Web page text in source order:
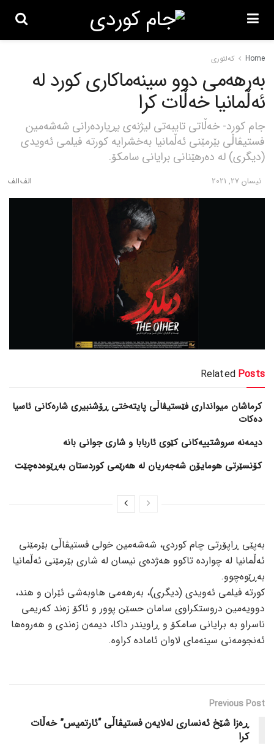
Home کەلتوری
بەرهەمی دوو سینەماکاری کورد لە
ئەڵمانیا خەڵات کرا
جام کورد- خەڵاتی تایبەتی لیژنەی بڕیاردەرانی شەشەمین
فستیڤاڵی بێرمێنی ئەڵمانیا بەخشرایە کورتە فیلمی ئەویدی
(دیگری) لە دەرهێنانی برایانی سامکۆ.
نیسان 27, 2021
Related Posts
کرماشان میوانداری فێستیڤاڵی پایتەختی ڕۆشنبیری شارەکانی ئاسیا
دەکات
کۆنسێرتی هومایۆن شەجەریان لە هەرێمی کوردستان بەڕێوەدەچێت
بەپێی ڕاپۆرتی چام کوردی، شەشەمین خولی فستیڤاڵی بێرمێنی
ئەڵمانیا لە چواردە تاکوو هەژدەی نیسان لە شاری بێرمێنی ئەڵمانیا
بەڕێوەچوو.
کورتە فیلمی ئەویدی (دیگری)، بەرهەمی هاوبەشی ئێران و هند،
دوویەمین دروستکراوی سامان حسێن پوور و ئاکۆ زەند کەریمی
ناسراو بە برایانی سامکۆ و ڕاویندر داکا، دیمەن زەندی و هەروەها
ئەنجومەنی سینەمای لاوان ئامادە کراوە.
Previous Post
ڕەزا شێخ ئەنساری لەلایەن فستیڤاڵی “ئارتمیس” خەڵات
کرا